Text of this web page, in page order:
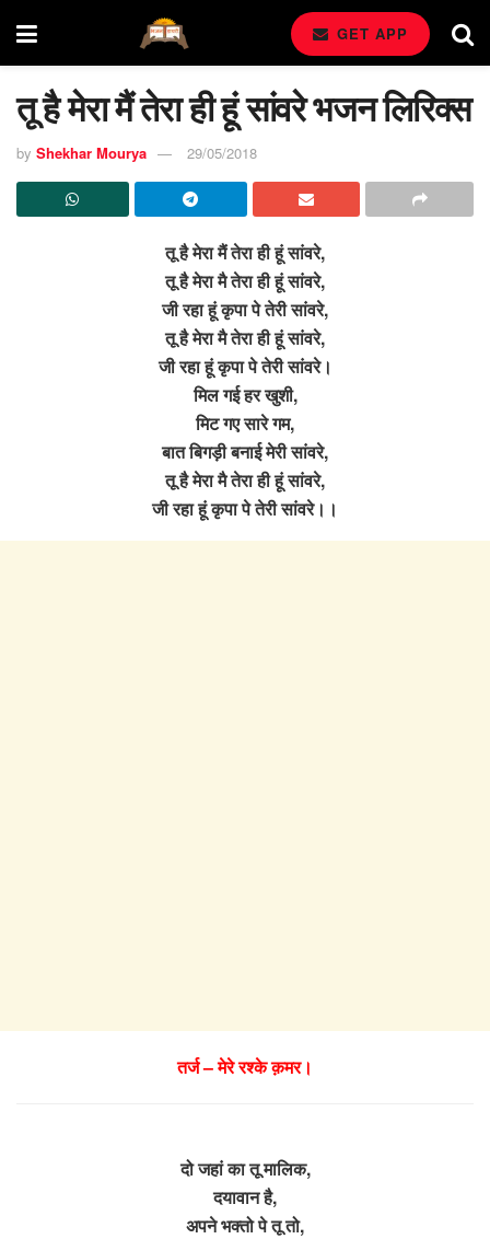
GET APP
तू है मेरा मैं तेरा ही हूं सांवरे भजन लिरिक्स
by Shekhar Mourya 29/05/2018
तू है मेरा मैं तेरा ही हूं सांवरे,
तू है मेरा मै तेरा ही हूं सांवरे,
जी रहा हूं कृपा पे तेरी सांवरे,
तू है मेरा मै तेरा ही हूं सांवरे,
जी रहा हूं कृपा पे तेरी सांवरे।
मिल गई हर खुशी,
मिट गए सारे गम,
बात बिगड़ी बनाई मेरी सांवरे,
तू है मेरा मै तेरा ही हूं सांवरे,
जी रहा हूं कृपा पे तेरी सांवरे।।
तर्ज – मेरे रश्के क़मर।
दो जहां का तू मालिक,
दयावान है,
अपने भक्तो पे तू तो,